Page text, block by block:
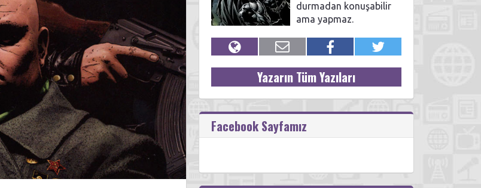
durmadan konuşabilir
ama yapmaz.
Yazarın Tüm Yazıları
Facebook Sayfamız